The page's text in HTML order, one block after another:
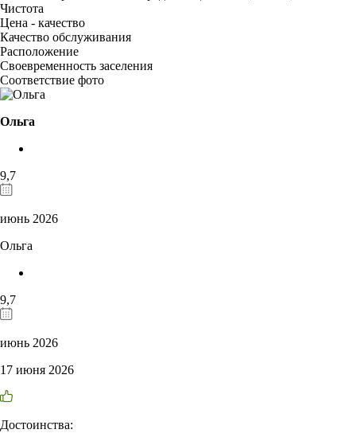
Чистота
Цена - качество
Качество обслуживания
Расположение
Своевременность заселения
Соответствие фото
Ольга
9,7
июнь 2026
Ольга
9,7
июнь 2026
17 июня 2026
Достоинства: